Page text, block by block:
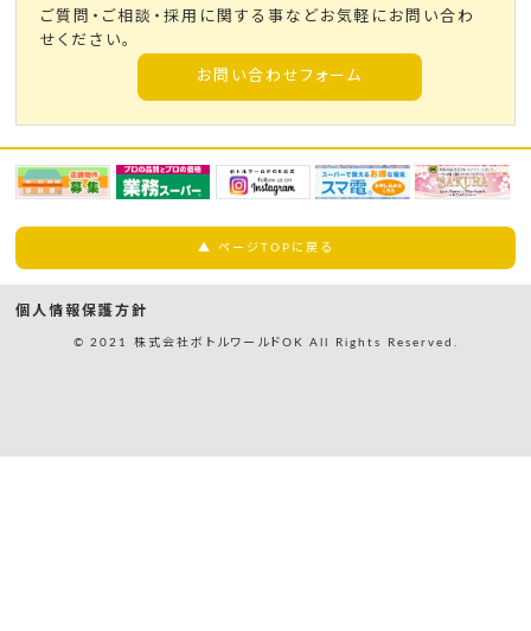
ご質問・ご相談・採用に関する事などお気軽にお問い合わ
せください。
お問い合わせフォーム
▲ ページTOPに戻る
個人情報保護方針
© 2021 株式会社ボトルワールドOK All Rights Reserved.